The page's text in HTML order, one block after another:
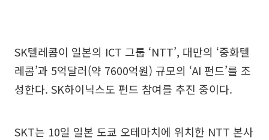
SK텔레콤이 일본의 ICT 그룹 ‘NTT’, 대만의 ‘중화텔
레콤’과 5억달러(약 7600억원) 규모의 ‘AI 펀드’를 조
성한다. SK하이닉스도 펀드 참여를 추진 중이다.
SKT는 10일 일본 도쿄 오테마치에 위치한 NTT 본사